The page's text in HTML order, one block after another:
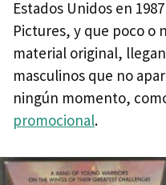
Estados Unidos en
Pictures, y que poco o
material original,
masculinos que no
ningún momento,
promocional.